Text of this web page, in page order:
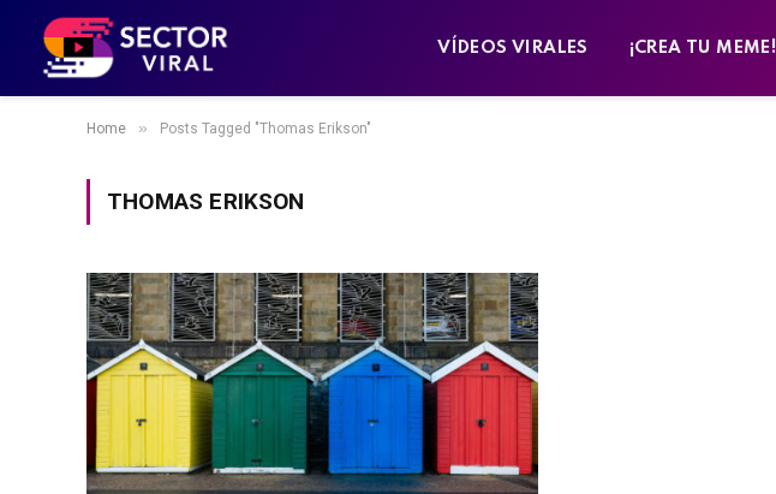
VÍDEOS VIRALES ¡CREA TU MEME!
Home » Posts Tagged "Thomas Erikson"
THOMAS ERIKSON